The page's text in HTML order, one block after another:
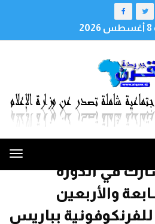
في الدورة
والأربعين
للفرنكوفونية بباريس